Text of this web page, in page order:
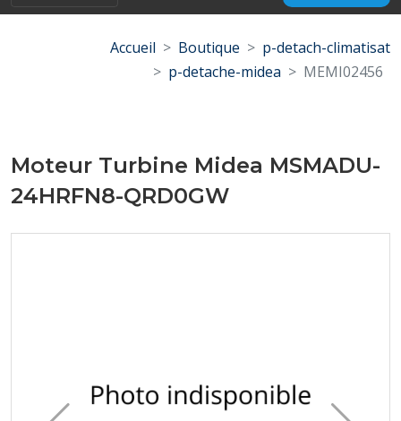
Accueil Boutique
p-detach-climatisat
p-detache-midea
MEMI02456
Moteur Turbine Midea MSMADU-
24HRFN8-QRD0GW